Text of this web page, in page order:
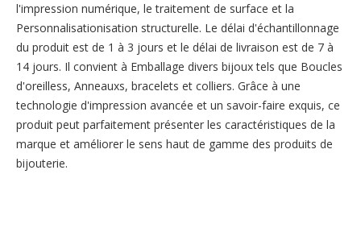
l'impression numérique, le traitement de surface et la
Personnalisationisation structurelle. Le délai d'échantillonnage
du produit est de 1 à 3 jours et le délai de livraison est de 7 à
14 jours. Il convient à Emballage divers bijoux tels que Boucles
d'oreilless, Anneauxs, bracelets et colliers. Grâce à une
technologie d'impression avancée et un savoir-faire exquis, ce
produit peut parfaitement présenter les caractéristiques de la
marque et améliorer le sens haut de gamme des produits de
bijouterie.